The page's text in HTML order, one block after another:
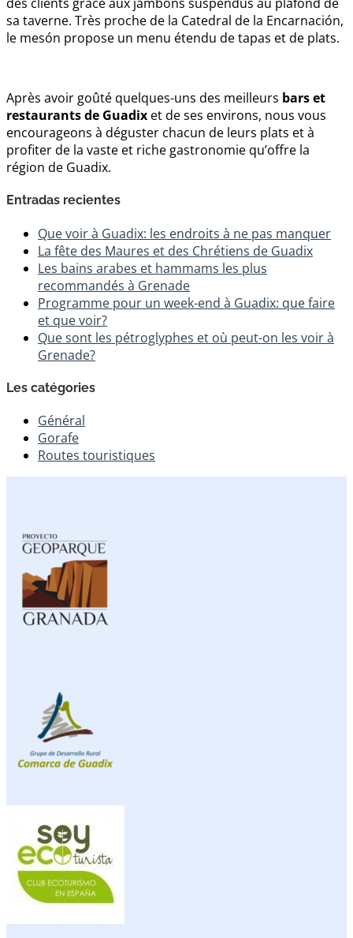
sa taverne. Très proche de la Catedral de la Encarnación,
le mesón propose un menu étendu de tapas et de plats.
Après avoir goûté quelques-uns des meilleurs bars et
restaurants de Guadix et de ses environs, nous vous
encourageons à déguster chacun de leurs plats et à
profiter de la vaste et riche gastronomie qu’offre la
région de Guadix.
Entradas recientes
Que voir à Guadix: les endroits à ne pas manquer
La fête des Maures et des Chrétiens de Guadix
Les bains arabes et hammams les plus
recommandés à Grenade
Programme pour un week-end à Guadix: que faire
et que voir?
Que sont les pétroglyphes et où peut-on les voir à
Grenade?
Les catégories
Général
Gorafe
Routes touristiques